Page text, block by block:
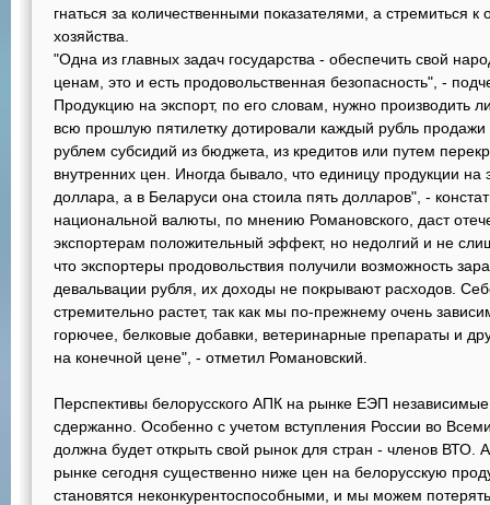
гнаться за количественными показателями, а стремиться
хозяйства.
"Одна из главных задач государства - обеспечить свой
ценам, это и есть продовольственная безопасность", -
Продукцию на экспорт, по его словам, нужно производить
всю прошлую пятилетку дотировали каждый рубль продажи
рублем субсидий из бюджета, из кредитов или путем
внутренних цен. Иногда бывало, что единицу продукции
доллара, а в Беларуси она стоила пять долларов", -
национальной валюты, по мнению Романовского, даст
экспортерам положительный эффект, но недолгий и не
что экспортеры продовольствия получили возможность
девальвации рубля, их доходы не покрывают расходов.
стремительно растет, так как мы по-прежнему очень
горючее, белковые добавки, ветеринарные препараты и
на конечной цене", - отметил Романовский.
Перспективы белорусского АПК на рынке ЕЭП
сдержанно. Особенно с учетом вступления России во
должна будет открыть свой рынок для стран - членов
рынке сегодня существенно ниже цен на белорусскую
становятся неконкурентоспособными, и мы можем